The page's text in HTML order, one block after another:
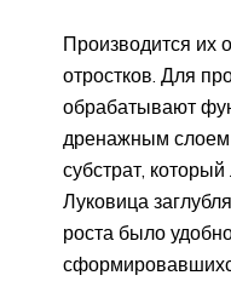
Производится их
отростков. Для
обрабатывают
дренажным
субстрат, который
Луковица
роста было